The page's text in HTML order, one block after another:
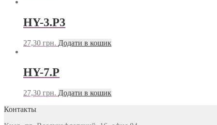
HY-3.P3
27,30 грн. Додати в кошик
HY-7.P
27,30 грн. Додати в кошик
Контакты